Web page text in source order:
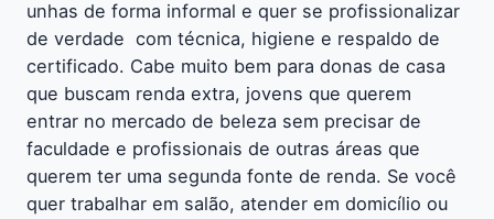
unhas de forma informal e quer se profissionalizar
de verdade  com técnica, higiene e respaldo de
certificado. Cabe muito bem para donas de casa
que buscam renda extra, jovens que querem
entrar no mercado de beleza sem precisar de
faculdade e profissionais de outras áreas que
querem ter uma segunda fonte de renda. Se você
quer trabalhar em salão, atender em domicílio ou